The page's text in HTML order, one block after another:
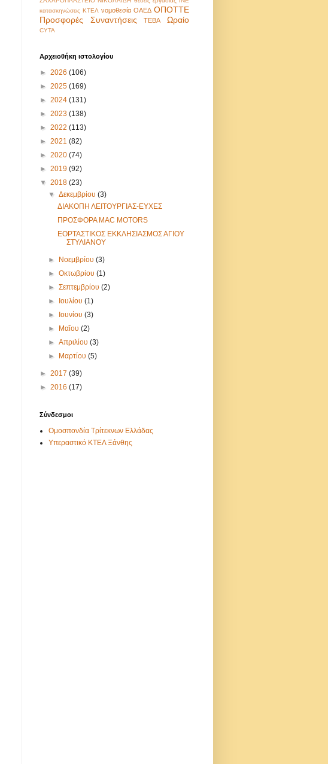
κατασκηνώσεις ΚΤΕΛ νομοθεσία ΟΑΕΔ ΟΠΟΤΤΕ
Προσφορές
Συναντήσεις ΤΕΒΑ Ωραίο
CYTA
Αρχειοθήκη ιστολογίου
► 2026 (106)
► 2025 (169)
► 2024 (131)
► 2023 (138)
► 2022 (113)
► 2021 (82)
► 2020 (74)
► 2019 (92)
▼ 2018 (23)
▼Δεκεμβρίου(3)
ΔΙΑΚΟΠΗ ΛΕΙΤΟΥΡΓΙΑΣ-ΕΥΧΕΣ
ΠΡΟΣΦΟΡΑ MAC MOTORS
ΕΟΡΤΑΣΤΙΚΟΣ ΕΚΚΛΗΣΙΑΣΜΟΣ ΑΓΙΟΥ
ΣΤΥΛΙΑΝΟΥ
► Νοεμβρίου(3)
►Οκτωβρίου(1)
►Σεπτεμβρίου(2)
►
Ιουλίου(1)
►
Ιουνίου(3)
►
Μαΐου(2)
►Απριλίου(3)
►
Μαρτίου(5)
► 2017 (39)
► 2016 (17)
Σύνδεσμοι
Ομοσπονδία Τρίτεκνων Ελλάδας
Υπεραστικό ΚΤΕΛ Ξάνθης